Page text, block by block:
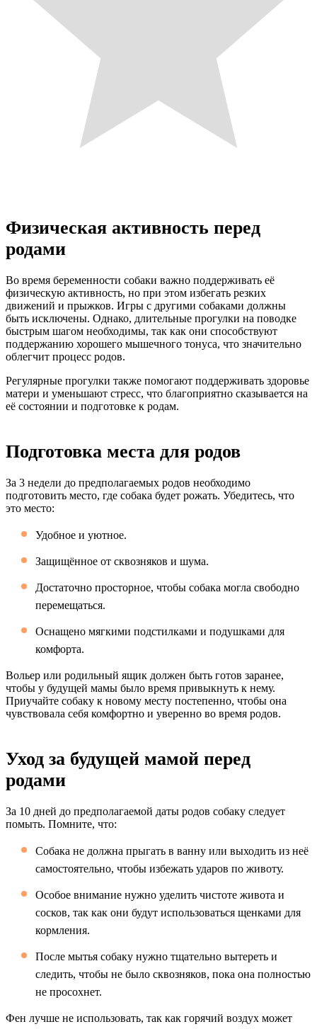
Физическая активность перед
родами
Во время беременности собаки важно поддерживать её
физическую активность, но при этом избегать резких
движений и прыжков. Игры с другими собаками должны
быть исключены. Однако, длительные прогулки на поводке
быстрым шагом необходимы, так как они способствуют
поддержанию хорошего мышечного тонуса, что значительно
облегчит процесс родов.
Регулярные прогулки также помогают поддерживать здоровье
матери и уменьшают стресс, что благоприятно сказывается на
её состоянии и подготовке к родам.
Подготовка места для родов
За 3 недели до предполагаемых родов необходимо
подготовить место, где собака будет рожать. Убедитесь, что
это место:
Удобное и уютное.
Защищённое от сквозняков и шума.
Достаточно просторное, чтобы собака могла свободно
перемещаться.
Оснащено мягкими подстилками и подушками для
комфорта.
Вольер или родильный ящик должен быть готов заранее,
чтобы у будущей мамы было время привыкнуть к нему.
Приучайте собаку к новому месту постепенно, чтобы она
чувствовала себя комфортно и уверенно во время родов.
Уход за будущей мамой перед
родами
За 10 дней до предполагаемой даты родов собаку следует
помыть. Помните, что:
Собака не должна прыгать в ванну или выходить из неё
самостоятельно, чтобы избежать ударов по животу.
Особое внимание нужно уделить чистоте живота и
сосков, так как они будут использоваться щенками для
кормления.
После мытья собаку нужно тщательно вытереть и
следить, чтобы не было сквозняков, пока она полностью
не просохнет.
Фен лучше не использовать, так как горячий воздух может